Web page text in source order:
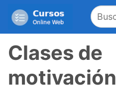
Clases de
motivación